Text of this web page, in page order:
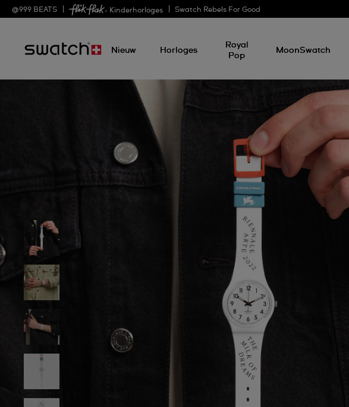
@999 BEATS - Kinderhorloges Swatch Rebels For Good
Nieuw Horloges
Royal
Pop
MoonSwatch